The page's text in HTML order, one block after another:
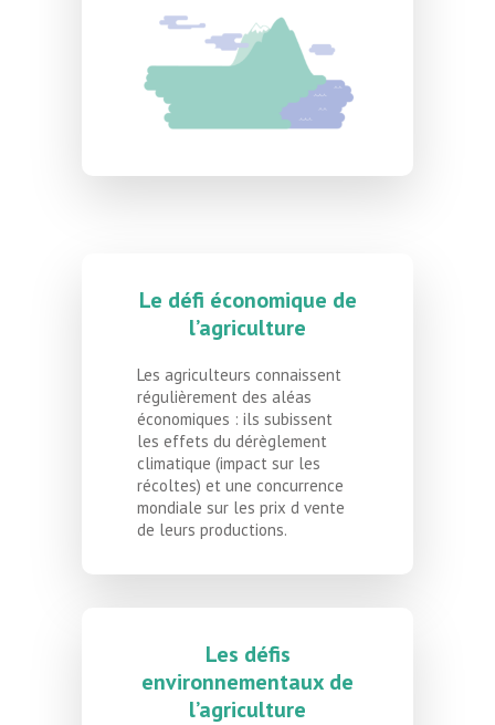
Le défi économique de
l’agriculture
Les agriculteurs connaissent
régulièrement des aléas
économiques : ils subissent
les effets du dérèglement
climatique (impact sur les
récoltes) et une concurrence
mondiale sur les prix d vente
de leurs productions.
Les défis
environnementaux de
l’agriculture